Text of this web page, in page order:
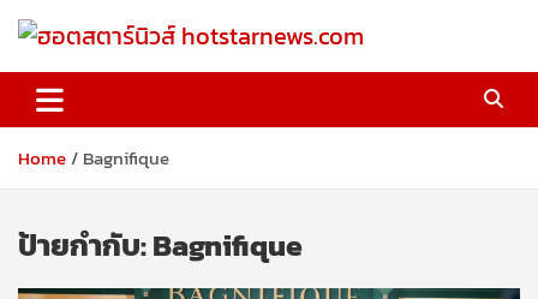
ฮอตสตาร์นิวส์ hotstarnews.com
Home Bagnifique
ป้ายกำกับ:Bagnifique